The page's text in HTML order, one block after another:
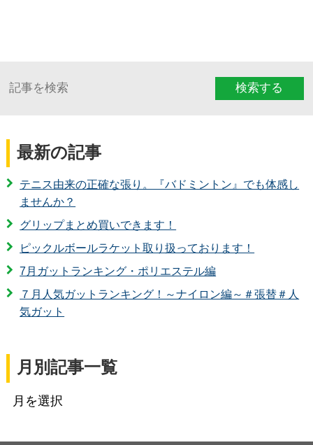
検索する
最新の記事
テニス由来の正確な張り。『バドミントン』でも体感し
ませんか？
グリップまとめ買いできます！
ピックルボールラケット取り扱っております！
7月ガットランキング・ポリエステル編
７月人気ガットランキング！～ナイロン編～＃張替＃人
気ガット
月別記事一覧